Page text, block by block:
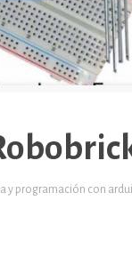
y programación con